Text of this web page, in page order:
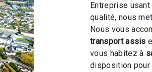
Entreprise usant
qualité, nous
Nous vous
transport assis
vous habitez à
disposition pour